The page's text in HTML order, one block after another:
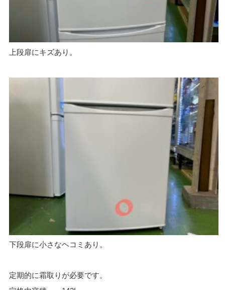
上段扉にキズあり。
下段扉に小さなヘコミあり。
定期的に霜取りが必要です。